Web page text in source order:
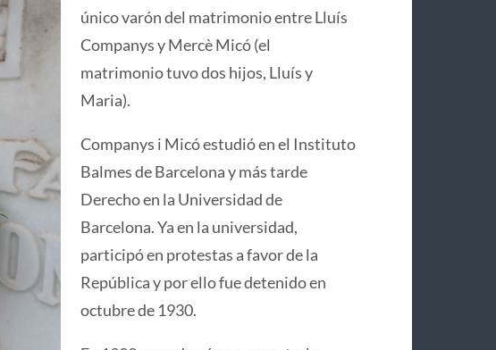
único varón del matrimonio entre Lluís
Companys y Mercè Micó (el
matrimonio tuvo dos hijos, Lluís y
Maria).
Companys i Micó estudió en el Instituto
Balmes de Barcelona y más tarde
Derecho en la Universidad de
Barcelona. Ya en la universidad,
participó en protestas a favor de la
República y por ello fue detenido en
octubre de 1930.